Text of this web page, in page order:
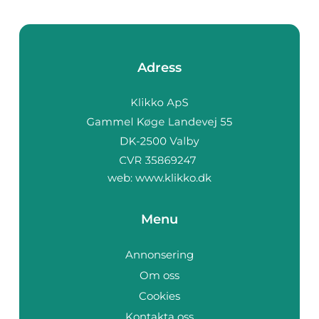
Adress
web: www.klikko.dk
Menu
Annonsering
Om oss
Cookies